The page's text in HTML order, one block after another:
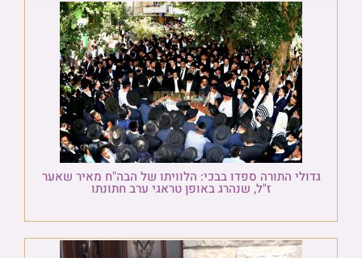
גדולי התורה ספדו בבכי: הלוויתו של הבה"ח מאיר שאער
ז"ל, שנהרג באופן טראגי ערב חתונתו